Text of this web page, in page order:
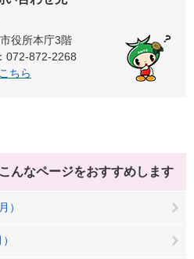
役所本庁3階
072-872-2268
ちら
こんなページをおすすめします
）